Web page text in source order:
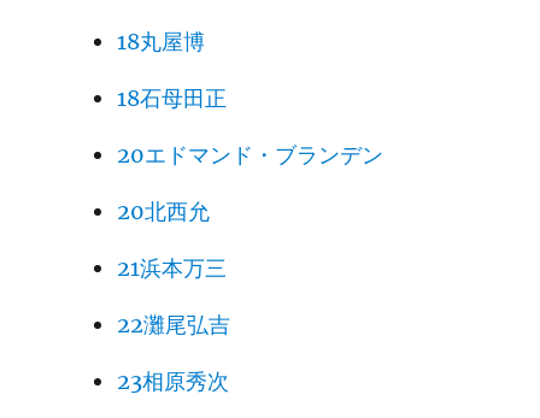
18丸屋博
18石母田正
20エドマンド・ブランデン
20北西允
21浜本万三
22灘尾弘吉
23相原秀次